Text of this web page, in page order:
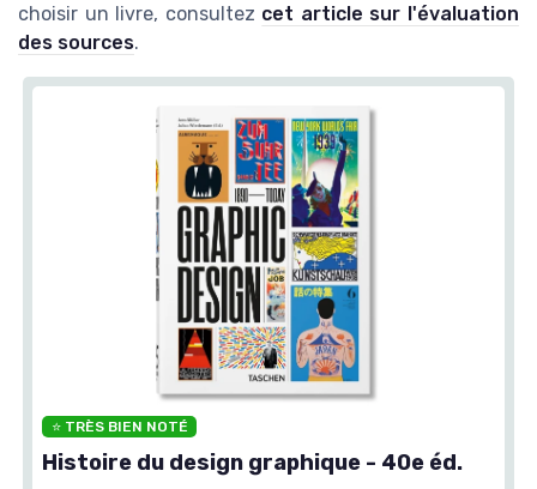
choisir un livre, consultez cet article sur l'évaluation
des sources.
⭐ TRÈS BIEN NOTÉ
Histoire du design graphique - 40e éd.